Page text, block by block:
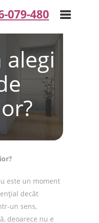
079-480
alegi
este un moment
decât
un sens,
deoarece nu e